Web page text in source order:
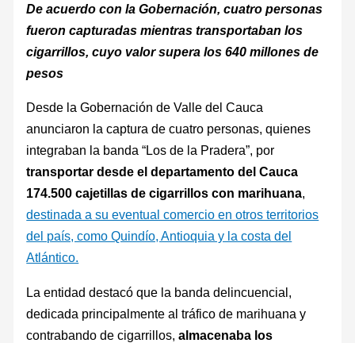
De acuerdo con la Gobernación, cuatro personas
fueron capturadas mientras transportaban los
cigarrillos, cuyo valor supera los 640 millones de
pesos
Desde la Gobernación de Valle del Cauca
anunciaron la captura de cuatro personas, quienes
integraban la banda “Los de la Pradera”, por
transportar desde el departamento del Cauca
174.500 cajetillas de cigarrillos con marihuana,
destinada a su eventual comercio en otros territorios
del país, como Quindío, Antioquia y la costa del
Atlántico.
La entidad destacó que la banda delincuencial,
dedicada principalmente al tráfico de marihuana y
contrabando de cigarrillos,almacenaba los